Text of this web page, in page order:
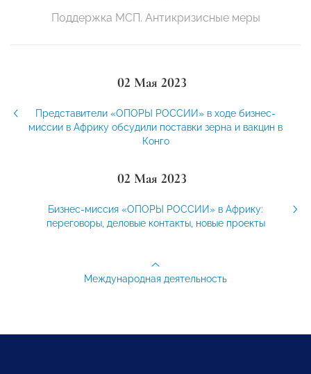
Поддержка МСП. Антикризисные меры
02 Мая 2023
Представители «ОПОРЫ РОССИИ» в ходе бизнес-
миссии в Африку обсудили поставки зерна и вакцин в
Конго
02 Мая 2023
Бизнес-миссия «ОПОРЫ РОССИИ» в Африку:
переговоры, деловые контакты, новые проекты
Международная деятельность